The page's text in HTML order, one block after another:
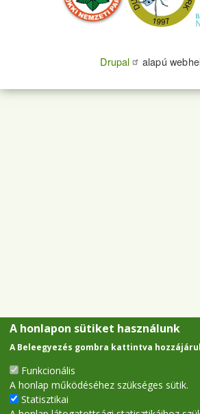
Drupal alapú
A honlapon sütiket használunk
A Beleegyezés gombra kattintva
Funkcionális
A honlap működéséhez szükséges sütik.
Statisztikai